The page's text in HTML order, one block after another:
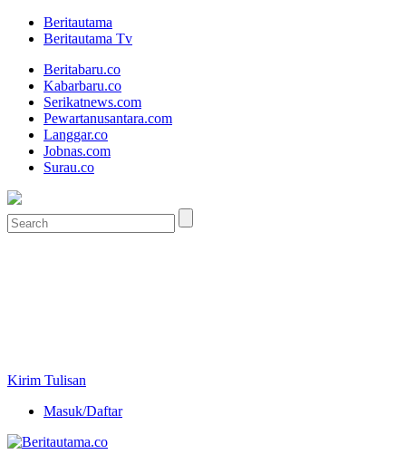
Beritautama
Beritautama Tv
Beritabaru.co
Kabarbaru.co
Serikatnews.com
Pewartanusantara.com
Langgar.co
Jobnas.com
Surau.co
Kirim Tulisan
Masuk/Daftar